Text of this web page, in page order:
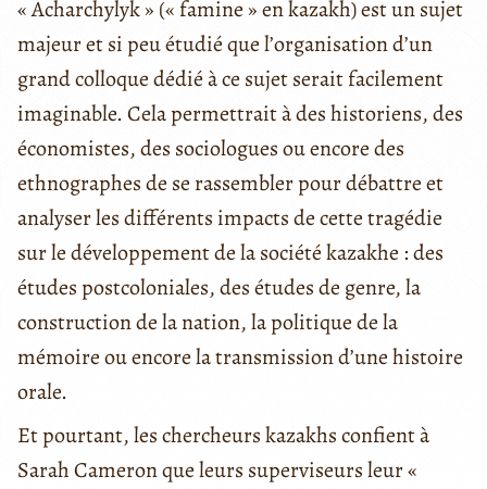
« Acharchylyk » (« famine » en kazakh) est un sujet
majeur et si peu étudié que l’organisation d’un
grand colloque dédié à ce sujet serait facilement
imaginable. Cela permettrait à des historiens, des
économistes, des sociologues ou encore des
ethnographes de se rassembler pour débattre et
analyser les différents impacts de cette tragédie
sur le développement de la société kazakhe : des
études postcoloniales, des études de genre, la
construction de la nation, la politique de la
mémoire ou encore la transmission d’une histoire
orale.
Et pourtant, les chercheurs kazakhs confient à
Sarah Cameron que leurs superviseurs leur «